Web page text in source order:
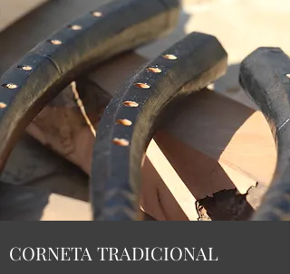
CORNETA TRADICIONAL